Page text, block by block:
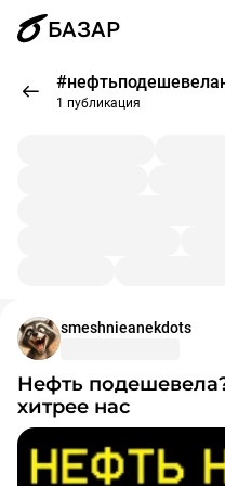
БАЗАР
1 публикация
smeshnieanekdots
Нефть подешевела? Да нет, просто бумага
хитрее нас